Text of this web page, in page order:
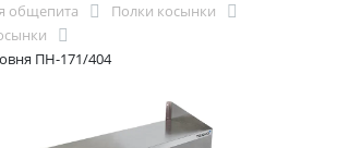
общепита
Полки косынки
ПН-171/404